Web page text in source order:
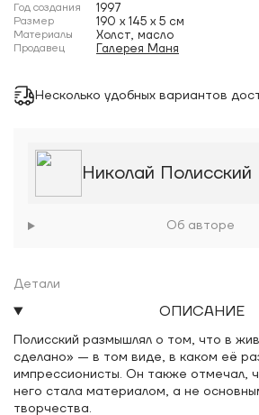
Год создания 1997
Размер 190 x 145 x 5 см
Материалы Холст, масло
Продавец Галерея Маня
Несколько удобных вариантов
Николай Полисский
Об авторе
Детали
ОПИСАНИЕ
Полисский размышлял о том, что в
сделано» — в том виде, в каком её
импрессионисты. Он также отмечал,
него стала материалом, а не
творчества.